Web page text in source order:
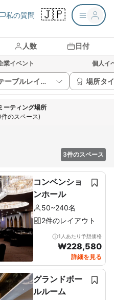
私の質問 🇯🇵
人数 日付
業イベント 個人イ
テーブルレイアウト 場所タ
ーティング場所
のスペース)
3件のスペース
コンベンショ
ンホール
50~240名
2件のレイアウト
1人あたり予想価格
₩228,580
詳細を見る
グランドボー
ルルーム